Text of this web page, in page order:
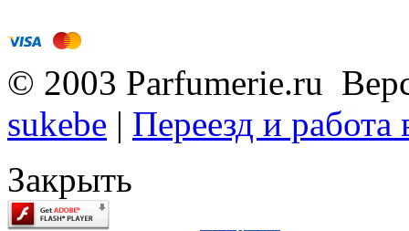
© 2003 Parfumerie.ru
sukebe | Переезд и
Закрыть